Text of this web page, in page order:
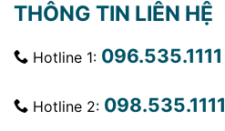
THÔNG TIN LIÊN HỆ
Hotline 1: 096.535.1111
Hotline 2: 098.535.1111